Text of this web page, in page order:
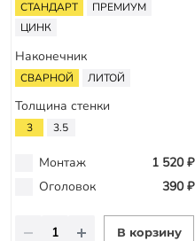
СТАНДАРТ
ПРЕМИУМ
ЦИНК
Наконечник
СВАРНОЙ ЛИТОЙ
Толщина стенки
3 3.5
Монтаж
1 520 ₽
Оголовок
390 ₽
В корзину